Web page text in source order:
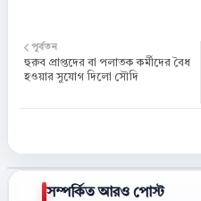
পূর্বতন
হুরুব প্রাপ্তদের বা পলাতক কর্মীদের বৈধ
হওয়ার সুযোগ দিলো সৌদি
সম্পর্কিত আরও পোস্ট